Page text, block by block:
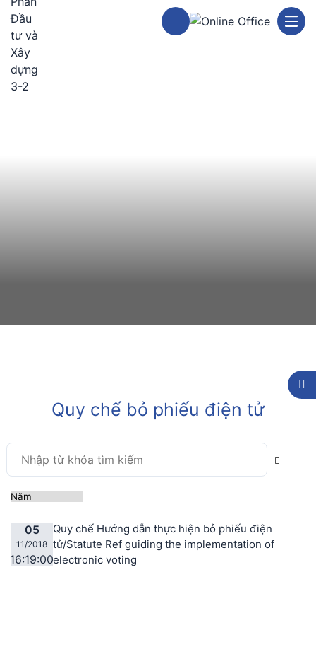
Quy chế bỏ phiếu điện tử
05
11/2018
16:19:00
Quy chế Hướng dẫn thực hiện bỏ phiếu điện
tử/Statute Ref guiding the implementation of
electronic voting